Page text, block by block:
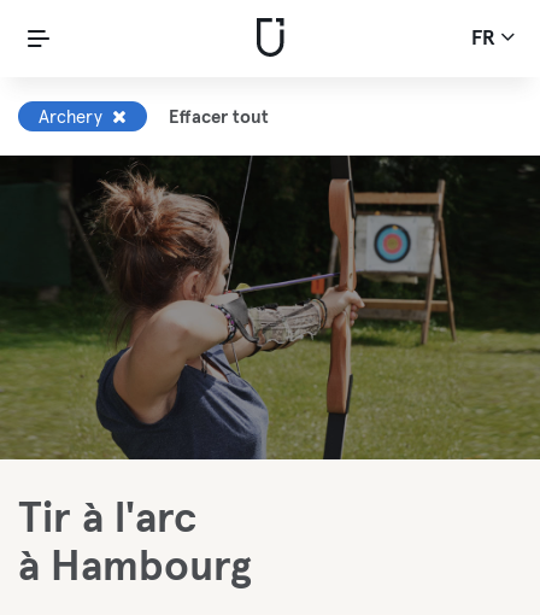
FR
Archery Effacer tout
Tir à l'arc
à Hambourg